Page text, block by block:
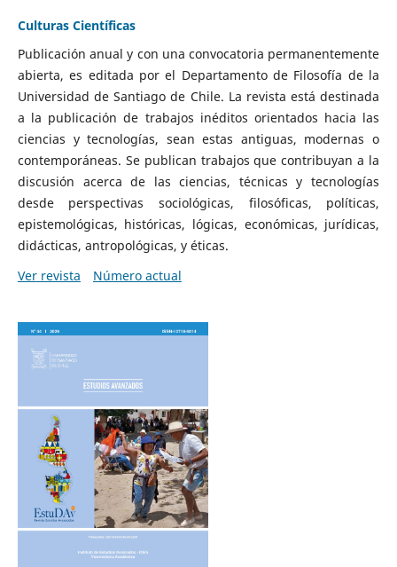
Culturas Científicas
Publicación anual y con una convocatoria permanentemente
abierta, es editada por el Departamento de Filosofía de la
Universidad de Santiago de Chile. La revista está destinada
a la publicación de trabajos inéditos orientados hacia las
ciencias y tecnologías, sean estas antiguas, modernas o
contemporáneas. Se publican trabajos que contribuyan a la
discusión acerca de las ciencias, técnicas y tecnologías
desde perspectivas sociológicas, filosóficas, políticas,
epistemológicas, históricas, lógicas, económicas, jurídicas,
didácticas, antropológicas, y éticas.
Ver revista
Número actual